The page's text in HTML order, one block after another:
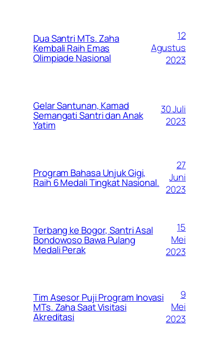
Dua Santri MTs. Zaha
Kembali Raih Emas
Olimpiade Nasional
12
Agustus
2023
Gelar Santunan, Kamad
Semangati Santri dan Anak
Yatim
30 Juli
2023
Program Bahasa Unjuk Gigi,
Raih 6 Medali Tingkat Nasional.
27
Juni
2023
Terbang ke Bogor, Santri Asal
Bondowoso Bawa Pulang
Medali Perak
15
Mei
2023
Tim Asesor Puji Program Inovasi
MTs. Zaha Saat Visitasi
Akreditasi
9
Mei
2023